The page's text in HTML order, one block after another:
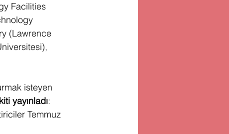
Facilities
(Lawrence
isteyen
yayınladı:
Temmuz